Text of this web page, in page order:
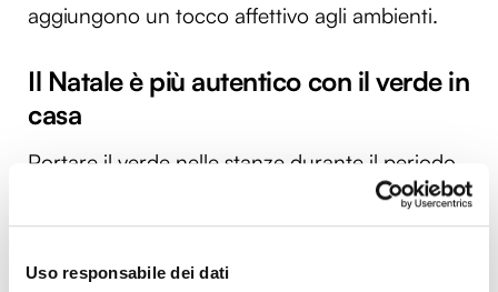
Uso responsabile dei dati
aggiungono un tocco affettivo agli ambienti.
Il Natale è più autentico con il verde in
casa
Portare il verde nelle stanze durante il periodo
natalizio significa arricchire la casa di un calore
naturale che le decorazioni artificiali non
riescono a restituire. Dalla classicità della Stella